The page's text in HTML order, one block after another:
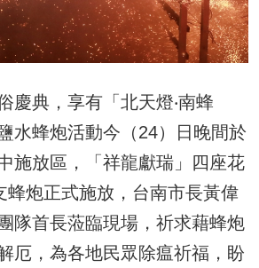
慶典，享有「北天燈‧南蜂
水蜂炮活動今（24）日晚間於
施放區，「祥龍獻瑞」四座花
蜂炮正式施放，台南市長黃偉
隊首長蒞臨現場，祈求藉蜂炮
厄，為各地民眾除瘟祈福，盼